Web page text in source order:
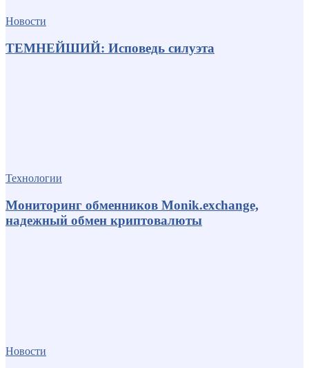
Новости
ТЕМНЕЙШИЙ: Исповедь силуэта
Технологии
Мониторинг обменников Monik.exchange,
надежный обмен криптовалюты
Новости